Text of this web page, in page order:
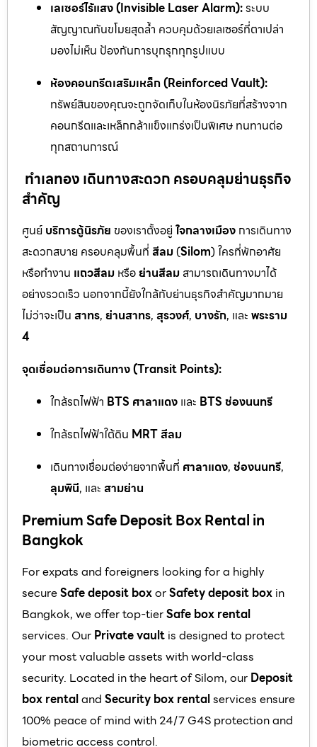
เลเซอร์ไร้แสง (Invisible Laser Alarm):ระบบ
สัญญาณกันขโมยสุดล้ำ ควบคุมด้วยเลเซอร์ที่ตาเปล่า
มองไม่เห็น ป้องกันการบุกรุกทุกรูปแบบ
ห้องคอนกรีตเสริมเหล็ก (Reinforced Vault):
ทรัพย์สินของคุณจะถูกจัดเก็บในห้องนิรภัยที่สร้างจาก
คอนกรีตและเหล็กกล้าแข็งแกร่งเป็นพิเศษ ทนทานต่อ
ทุกสถานการณ์
ทำเลทอง เดินทางสะดวก ครอบคลุมย่านธุรกิจ
สำคัญ
ศูนย์ บริการตู้นิรภัย ของเราตั้งอยู่ ใจกลางเมือง การเดินทาง
สะดวกสบาย ครอบคลุมพื้นที่ สีลม(Silom) ใครที่พักอาศัย
หรือทำงาน แถวสีลม หรือย่านสีลม สามารถเดินทางมาได้
อย่างรวดเร็ว นอกจากนี้ยังใกล้กับย่านธุรกิจสำคัญมากมาย
ไม่ว่าจะเป็น สาทร, ย่านสาทร, สุรวงศ์, บางรัก, และ พระราม
4
จุดเชื่อมต่อการเดินทาง (Transit Points):
ใกล้รถไฟฟ้า BTS ศาลาแดง และ BTS ช่องนนทรี
ใกล้รถไฟฟ้าใต้ดิน MRT สีลม
เดินทางเชื่อมต่อง่ายจากพื้นที่ ศาลาแดง, ช่องนนทรี,
ลุมพินี, และ สามย่าน
Premium Safe Deposit Box Rental in
Bangkok
For expats and foreigners looking for a highly
secureSafe deposit boxorSafety deposit box in
Bangkok, we offer top-tierSafe box rental
services. Our Private vault is designed to protect
your most valuable assets with world-class
security. Located in the heart of Silom, our Deposit
box rentaland Security box rentalservices ensure
100% peace of mind with 24/7 G4S protection and
biometric access control.